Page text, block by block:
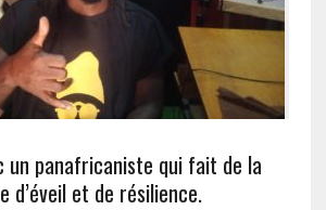
un panafricaniste qui fait de la
d’éveil et de résilience.